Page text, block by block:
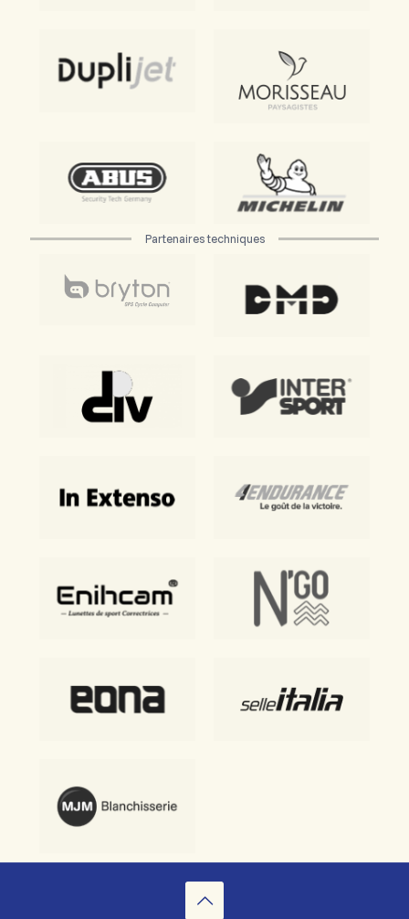
Partenaires techniques